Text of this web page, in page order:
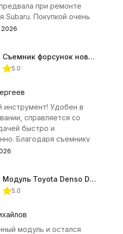
при ремонте
Subaru. Покупкой очень
2026
Съемник форсунок новых дизельных двигателей Jonnesway
5.0
инструмент! Удобен в
справляется со
быстро и
Благодаря съемнику
лишних хлопот с
Модуль Toyota Denso Diesel 2.8D для ChipTuningPRO
5.0
модуль и остался